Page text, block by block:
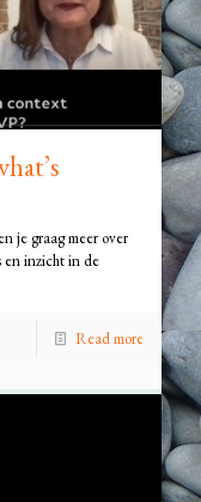
je graag meer over
en inzicht in de
Read more